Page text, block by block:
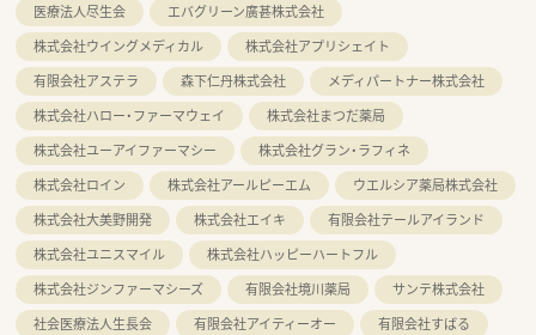
医療法人尽生会
エバグリーン廣甚株式会社
株式会社ウイングメディカル
株式会社アプリシェイト
有限会社アステラ
森下仁丹株式会社
メディパートナー株式会社
株式会社ハロー・ファーマウェイ
株式会社まつだ薬局
株式会社ユーアイファーマシー
株式会社グラン・ラフィネ
株式会社ロイン
株式会社アールピーエム
ウエルシア薬局株式会社
株式会社大美野開発
株式会社エイキ
有限会社テールアイランド
株式会社ユニスマイル
株式会社ハッピーハートフル
株式会社ジンファーマシーズ
有限会社境川薬局
サンテ株式会社
社会医療法人生長会
有限会社アイティーオー
有限会社すばる